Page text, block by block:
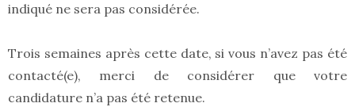
indiqué ne sera pas considérée.
Trois semaines après cette date, si vous n’avez pas été
contacté(e), merci de considérer que votre
candidature n’a pas été retenue.